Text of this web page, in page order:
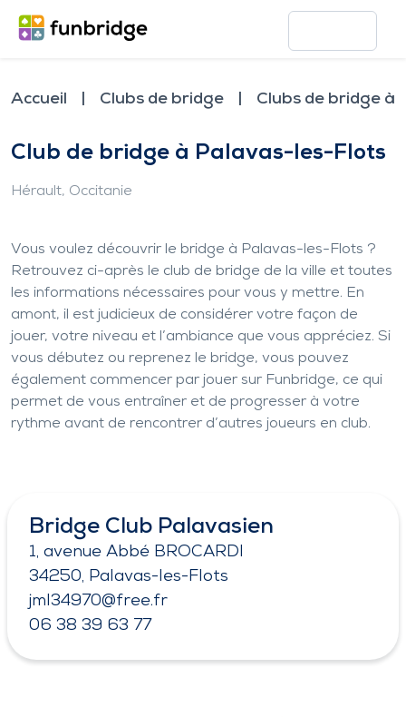
Accueil Clubs de bridge Clubs de bridge à
Club de bridge à Palavas-les-Flots
Hérault, Occitanie
Vous voulez découvrir le bridge à Palavas-les-Flots ?
Retrouvez ci-après le club de bridge de la ville et toutes
les informations nécessaires pour vous y mettre. En
amont, il est judicieux de considérer votre façon de
jouer, votre niveau et l’ambiance que vous appréciez. Si
vous débutez ou reprenez le bridge, vous pouvez
également commencer par jouer sur Funbridge, ce qui
permet de vous entraîner et de progresser à votre
rythme avant de rencontrer d’autres joueurs en club.
Bridge Club Palavasien
1, avenue Abbé BROCARDI
34250, Palavas-les-Flots
jml34970@free.fr
06 38 39 63 77